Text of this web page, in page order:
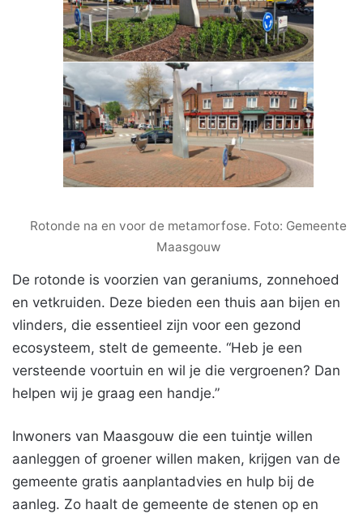
Rotonde na en voor de metamorfose. Foto: Gemeente
Maasgouw
De rotonde is voorzien van geraniums, zonnehoed
en vetkruiden. Deze bieden een thuis aan bijen en
vlinders, die essentieel zijn voor een gezond
ecosysteem, stelt de gemeente. “Heb je een
versteende voortuin en wil je die vergroenen? Dan
helpen wij je graag een handje.”
Inwoners van Maasgouw die een tuintje willen
aanleggen of groener willen maken, krijgen van de
gemeente gratis aanplantadvies en hulp bij de
aanleg. Zo haalt de gemeente de stenen op en